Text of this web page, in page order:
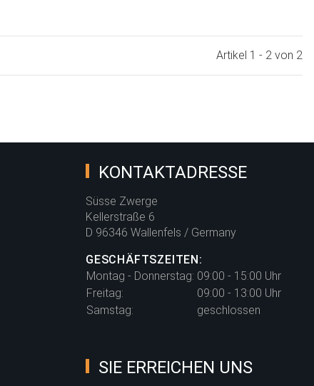
Artikel 1 - 2 von 2
KONTAKTADRESSE
Süsse Zwerge
Kellerstraße 6
D 96346 Wallenfels / Germany
GESCHÄFTSZEITEN:
Montag - Donnerstag: 09:00 - 15:00 Uhr
Freitag:
09:00 - 13:00 Uhr
Samstag:
geschlossen
SIE ERREICHEN UNS